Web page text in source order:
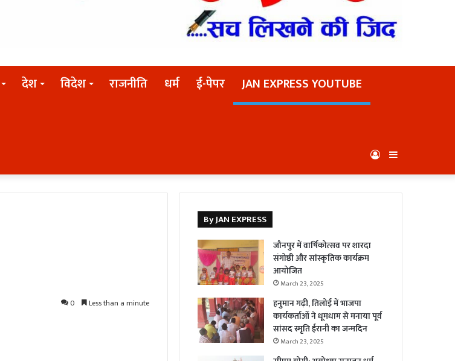
देश विदेश राजनीति धर्म ई-पेपर
JAN EXPRESS YOUTUBE
Log
In
0 Less than a minute
By JAN EXPRESS
जौनपुर में वार्षिकोत्सव पर शारदा
संगोष्ठी और सांस्कृतिक कार्यक्रम
आयोजित
March 23, 2025
हनुमान गढ़ी, तिलोई में भाजपा
कार्यकर्ताओं ने धूमधाम से मनाया पूर्व
सांसद स्मृति ईरानी का जन्मदिन
March 23, 2025